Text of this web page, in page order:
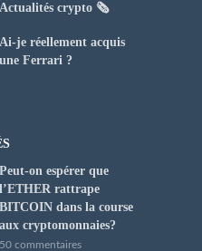
Actualités crypto 🗞️
Ai-je réellement acquis
une Ferrari ?
Peut-on espérer que
l’ETHER rattrape
BITCOIN dans la course
aux cryptomonnaies?
50 commentaires